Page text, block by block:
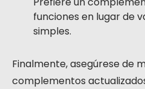
funciones en lugar de
simples.
Finalmente, asegúrese de
complementos